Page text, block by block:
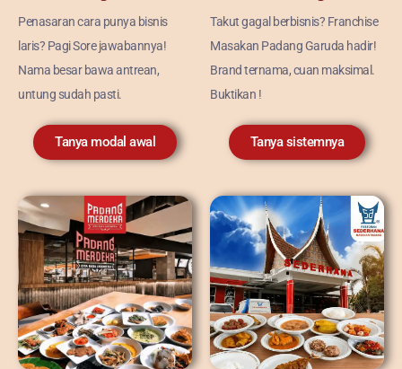
Penasaran cara punya bisnis
laris? Pagi Sore jawabannya!
Nama besar bawa antrean,
untung sudah pasti.
Tanya modal awal
Takut gagal berbisnis? Franchise
Masakan Padang Garuda hadir!
Brand ternama, cuan maksimal.
Buktikan !
Tanya sistemnya